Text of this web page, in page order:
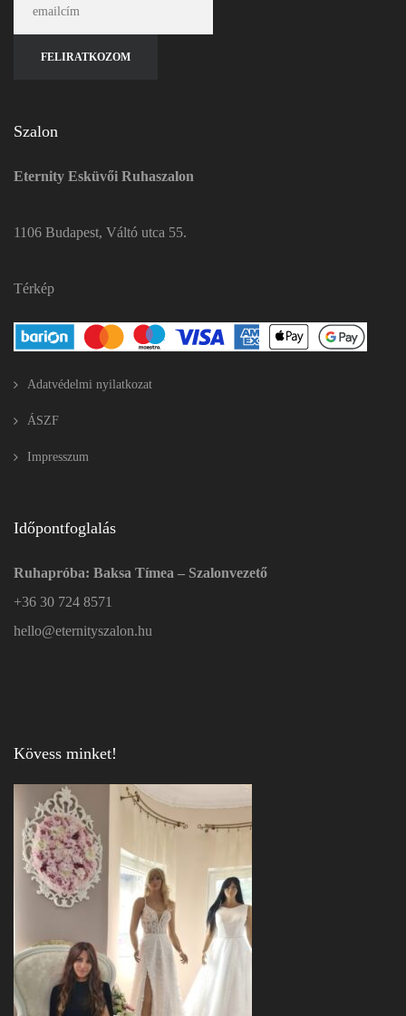
Szalon
Eternity Esküvői Ruhaszalon
1106 Budapest, Váltó utca 55.
Térkép
Adatvédelmi nyilatkozat
ÁSZF
Impresszum
Időpontfoglalás
Ruhapróba: Baksa Tímea – Szalonvezető
+36 30 724 8571
hello@eternityszalon.hu
Kövess minket!